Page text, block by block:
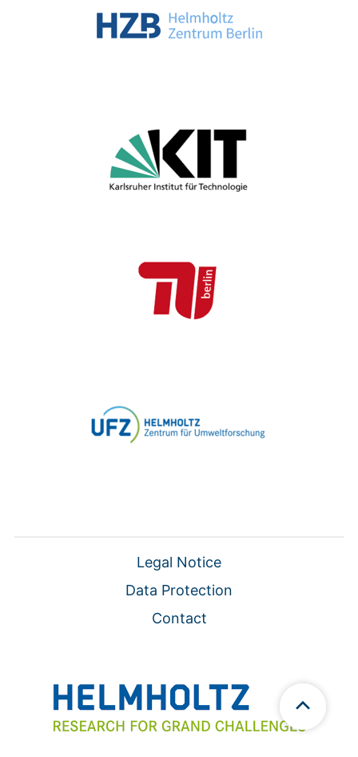
Legal Notice
Data Protection
Contact